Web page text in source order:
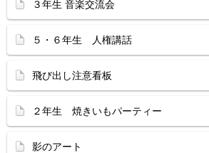
３年生 音楽交流会
５・６年生 人権講話
飛び出し注意看板
２年生 焼きいもパーティー
影のアート